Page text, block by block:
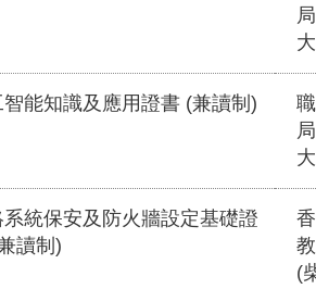
智能知識及應用證書 (兼讀制)
統保安及防火牆設定基礎證
讀制)
(